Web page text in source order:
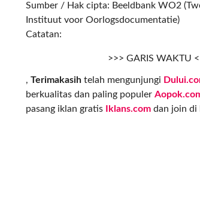
Sumber / Hak cipta: Beeldbank WO2
Instituut voor Oorlogsdocumentatie)
Catatan:
>>> GARIS WAKTU
, Terimakasihtelah mengunjungi
berkualitas dan paling populer
pasang iklan gratis
Iklans.comdan join di